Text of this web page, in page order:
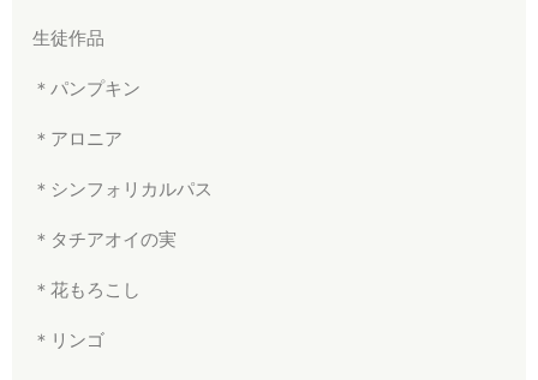
生徒作品
＊パンプキン
＊アロニア
＊シンフォリカルパス
＊タチアオイの実
＊花もろこし
＊リンゴ